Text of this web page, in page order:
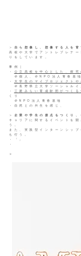
＞ 自ら想像し、想像する人を育
高校や大学でアントレプレナ
りをしています。
事例｜
・ 公立高校を中心とした、探究
＠個人、＠NPO法人青春基地
・ 大学生のマイプロジェクト
＠長野県立大学ソーシャルイ
・ 三菱みらい育成財団がつく
くり
＠NPO法人青春基地
​・自然との共生を感じ、
＞ 企業や学生の接点をつくり
キャリアに関するイベントを
う。
また、実践型インターンシッ
も行う。
・「」
・
＞